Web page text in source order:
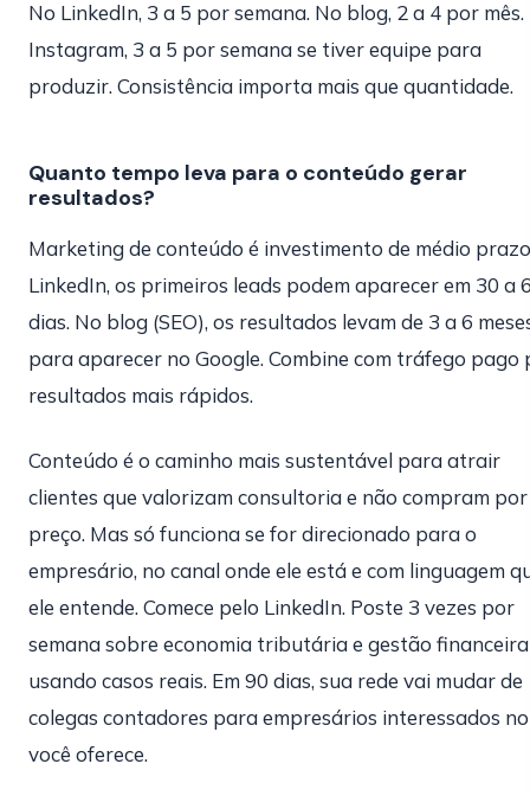
No LinkedIn, 3 a 5 por semana. No blog, 2 a 4 por mês.
Instagram, 3 a 5 por semana se tiver equipe para
produzir. Consistência importa mais que quantidade.
Quanto tempo leva para o conteúdo gerar
resultados?
Marketing de conteúdo é investimento de médio
LinkedIn, os primeiros leads podem aparecer em 30 a
dias. No blog (SEO), os resultados levam de 3 a 6
para aparecer no Google. Combine com tráfego pago
resultados mais rápidos.
Conteúdo é o caminho mais sustentável para atrair
clientes que valorizam consultoria e não compram por
preço. Mas só funciona se for direcionado para o
empresário, no canal onde ele está e com linguagem
ele entende. Comece pelo LinkedIn. Poste 3 vezes por
semana sobre economia tributária e gestão financeira
usando casos reais. Em 90 dias, sua rede vai mudar de
colegas contadores para empresários interessados
você oferece.